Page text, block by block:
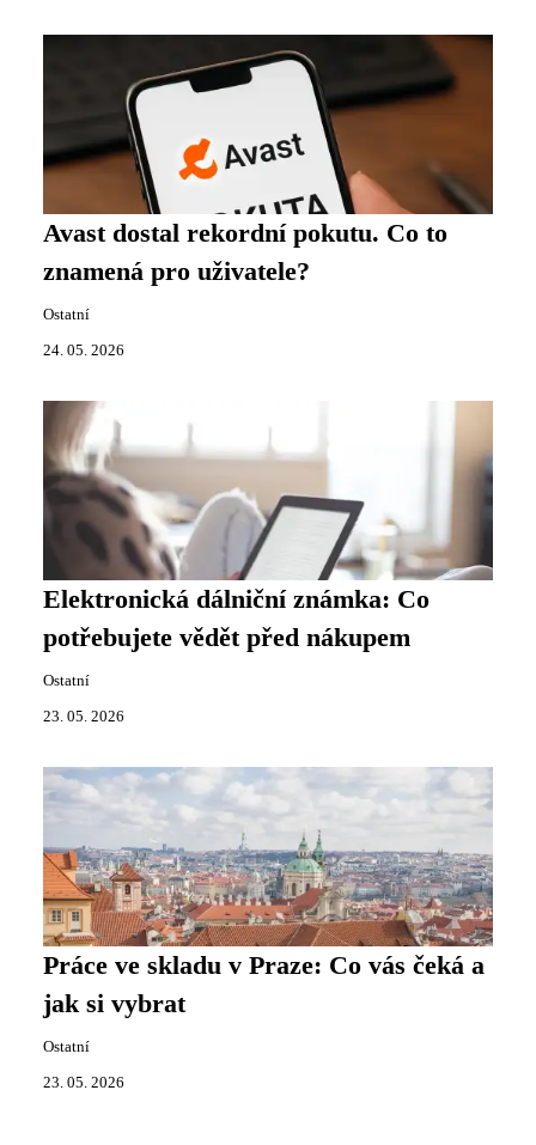
Avast dostal rekordní pokutu. Co to
znamená pro uživatele?
Ostatní
24. 05. 2026
Elektronická dálniční známka: Co
potřebujete vědět před nákupem
Ostatní
23. 05. 2026
Práce ve skladu v Praze: Co vás čeká a
jak si vybrat
Ostatní
23. 05. 2026